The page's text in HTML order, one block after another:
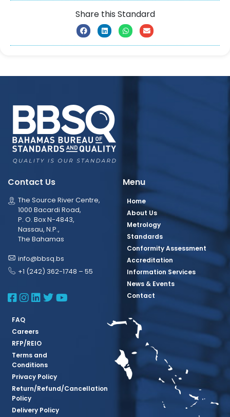
Share this Standard
Contact Us
The Source River Centre,
1000 Bacardi Road,
P. O. Box N-4843,
Nassau, N.P.,
The Bahamas
info@bbsq.bs
+1 (242) 362-1748 – 55
BBSQ Facebook Page
BBSQ Instagram Page
BBSQ Linkedin Page
BBSQ Twitter Page
BBSQ Youtube Page
Menu
Home
About Us
Metrology
Standards
Conformity Assessment
Accreditation
Information Services
News & Events
Contact
FAQ
Careers
RFP/REIO
Terms and
Conditions
Privacy Policy
Return/Refund/Cancellation
Policy
Delivery Policy